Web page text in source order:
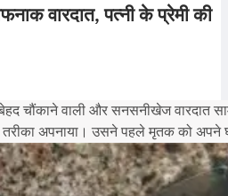
वारदात, पत्नी के प्रेमी की
चौंकाने वाली और सनसनीखेज वारदात
तरीका अपनाया। उसने पहले मृतक को अपने